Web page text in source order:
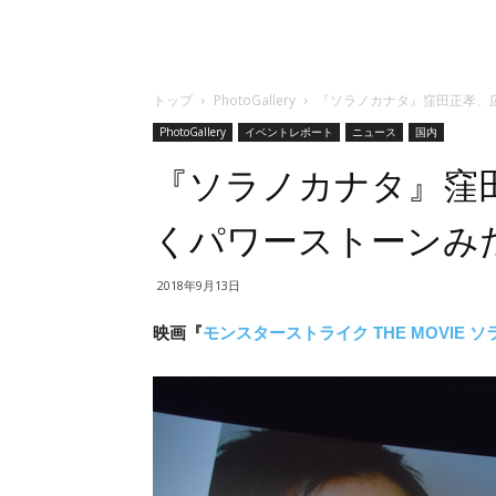
トップ PhotoGallery 『ソラノカナタ』窪田正孝
PhotoGallery イベントレポート ニュース 国内
『ソラノカナタ』
くパワーストーン
2018年9月13日
映画『モンスターストライク THE MOVIE ソ